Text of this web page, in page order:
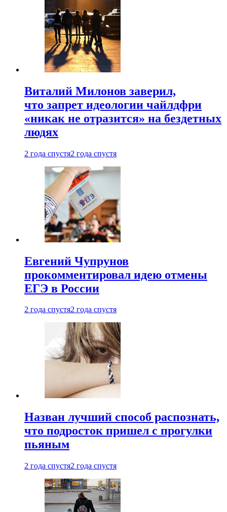
Виталий Милонов заверил,
что запрет идеологии чайлдфри
«никак не отразится» на бездетных
людях
2 года спустя2 года спустя
Евгений Чупрунов
прокомментировал идею отмены
ЕГЭ в России
2 года спустя2 года спустя
Назван лучший способ распознать,
что подросток пришел с прогулки
пьяным
2 года спустя2 года спустя